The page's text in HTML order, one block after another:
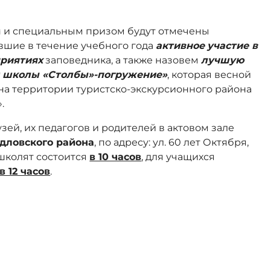
специальным призом будут отмечены
в течение учебного года активное участие в
заповедника, а также назовемлучшую
школы «Столбы»-погружение», которая весной
территории туристско-экскурсионного района
их педагогов и родителей в актовом зале
района, по адресу: ул. 60 лет Октября,
состоится в 10 часов, для учащихся
в 12 часов.